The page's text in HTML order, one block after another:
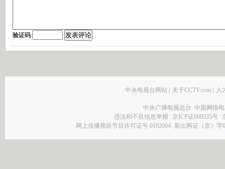
验证码:
中央电视台网站 | 关于CCTV.com | 人
中央广播电视总台 中国网络
违法和不良信息举报
京ICP证060535号
网上传播视听节目许可证号 0102004 新出网证（京）